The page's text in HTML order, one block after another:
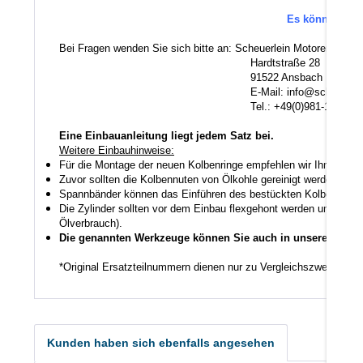
Es können
Bei Fragen wenden Sie sich bitte an: Scheuerlein Motorentechnik
Hardtstraße 28
91522 Ansbach
E-Mail:
Tel.: +49(0)981-17554
Eine Einbauanleitung liegt jedem Satz bei.
Weitere Einbauhinweise:
Für die Montage der neuen Kolbenringe empfehlen wir Ihnen
Zuvor sollten die Kolbennuten von Ölkohle gereinigt werden
Spannbänder können das Einführen des bestückten Kolbens in
Die Zylinder sollten vor dem Einbau flexgehont werden um den
Ölverbrauch).
Die genannten Werkzeuge können Sie auch in unserem
*Original Ersatzteilnummern dienen nur zu Vergleichszwecken.
Kunden haben sich ebenfalls angesehen